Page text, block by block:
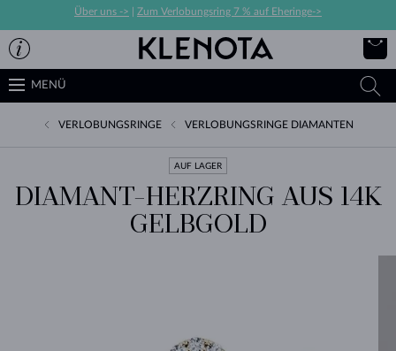
Über uns -> Zum Verlobungsring 7 % auf Eheringe->
MENÜ
VERLOBUNGSRINGE VERLOBUNGSRINGE DIAMANTEN
AUF LAGER
DIAMANT-HERZRING AUS 14K
GELBGOLD